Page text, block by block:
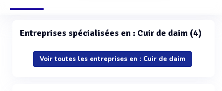
Entreprises spécialisées en : Cuir de daim (4)
Voir toutes les entreprises en : Cuir de daim